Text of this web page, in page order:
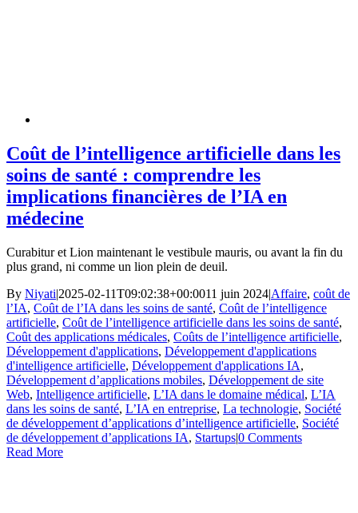
Coût de l’intelligence artificielle dans les
soins de santé : comprendre les
implications financières de l’IA en
médecine
Curabitur et Lion maintenant le vestibule mauris, ou avant la fin du
plus grand, ni comme un lion plein de deuil.
By Niyati|2025-02-11T09:02:38+00:0011 juin 2024|Affaire, coût de
l’IA, Coût de l’IA dans les soins de santé, Coût de l’intelligence
artificielle, Coût de l’intelligence artificielle dans les soins de santé,
Coût des applications médicales, Coûts de l’intelligence artificielle,
Développement d'applications, Développement d'applications
d'intelligence artificielle, Développement d'applications IA,
Développement d’applications mobiles, Développement de site
Web, Intelligence artificielle, L’IA dans le domaine médical, L’IA
dans les soins de santé, L’IA en entreprise, La technologie, Société
de développement d’applications d’intelligence artificielle, Société
de développement d’applications IA, Startups|0 Comments
Read More